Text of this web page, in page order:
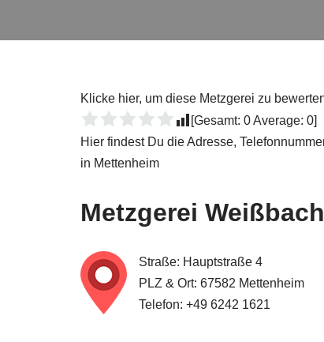
Klicke hier, um diese Metzgerei zu
[Gesamt: 0Average: 0]
Hier findest Du die Adresse,
in Mettenheim
Metzgerei
Straße: Hauptstraße 4
PLZ & Ort: 67582 Mettenheim
Telefon: +49 6242 1621